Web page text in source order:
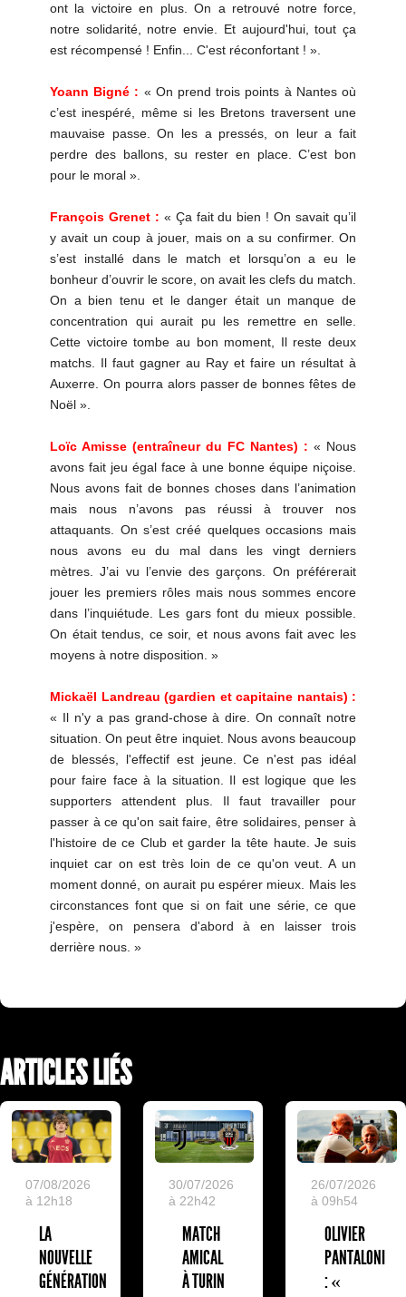
ont la victoire en plus. On a retrouvé notre force,
notre solidarité, notre envie. Et aujourd'hui, tout ça
est récompensé ! Enfin... C'est réconfortant ! ».
Yoann Bigné : « On prend trois points à Nantes où
c’est inespéré, même si les Bretons traversent une
mauvaise passe. On les a pressés, on leur a fait
perdre des ballons, su rester en place. C’est bon
pour le moral ».
François Grenet : « Ça fait du bien ! On savait qu’il
y avait un coup à jouer, mais on a su confirmer. On
s’est installé dans le match et lorsqu’on a eu le
bonheur d’ouvrir le score, on avait les clefs du match.
On a bien tenu et le danger était un manque de
concentration qui aurait pu les remettre en selle.
Cette victoire tombe au bon moment, Il reste deux
matchs. Il faut gagner au Ray et faire un résultat à
Auxerre. On pourra alors passer de bonnes fêtes de
Noël ».
Loïc Amisse (entraîneur du FC Nantes) : « Nous
avons fait jeu égal face à une bonne équipe niçoise.
Nous avons fait de bonnes choses dans l’animation
mais nous n’avons pas réussi à trouver nos
attaquants. On s’est créé quelques occasions mais
nous avons eu du mal dans les vingt derniers
mètres. J’ai vu l’envie des garçons. On préférerait
jouer les premiers rôles mais nous sommes encore
dans l’inquiétude. Les gars font du mieux possible.
On était tendus, ce soir, et nous avons fait avec les
moyens à notre disposition. »
Mickaël Landreau (gardien et capitaine nantais) :
« Il n'y a pas grand-chose à dire. On connaît notre
situation. On peut être inquiet. Nous avons beaucoup
de blessés, l'effectif est jeune. Ce n'est pas idéal
pour faire face à la situation. Il est logique que les
supporters attendent plus. Il faut travailler pour
passer à ce qu'on sait faire, être solidaires, penser à
l'histoire de ce Club et garder la tête haute. Je suis
inquiet car on est très loin de ce qu'on veut. A un
moment donné, on aurait pu espérer mieux. Mais les
circonstances font que si on fait une série, ce que
j'espère, on pensera d'abord à en laisser trois
derrière nous. »
ARTICLES LIÉS
07/08/2026
à 12h18
LA
NOUVELLE
GÉNÉRATION
30/07/2026
à 22h42
MATCH
AMICAL
À TURIN
26/07/2026
à 09h54
OLIVIER
PANTALONI
: «